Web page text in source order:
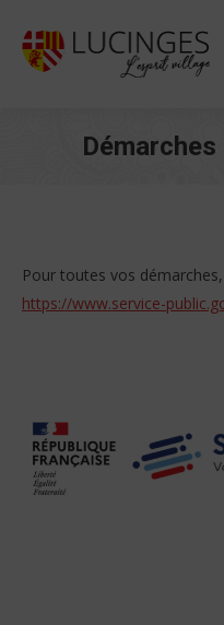
Pour toutes vos
https://www.service-